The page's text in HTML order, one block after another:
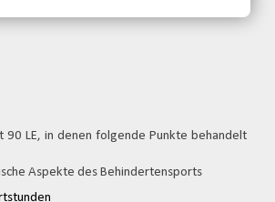
90 LE, in denen folgende Punkte behandelt
Aspekte des Behindertensports